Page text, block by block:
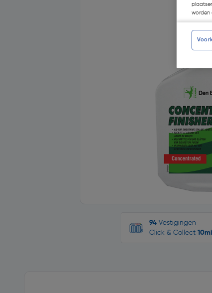
94 Vestigingen
Click & Collect
worden